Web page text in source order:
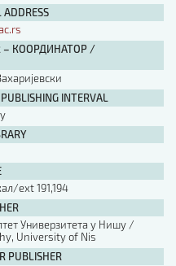
– КООРДИНАТОР /
INTERVAL
ext 191,194
Универзитета у Нишу /
University of Nis